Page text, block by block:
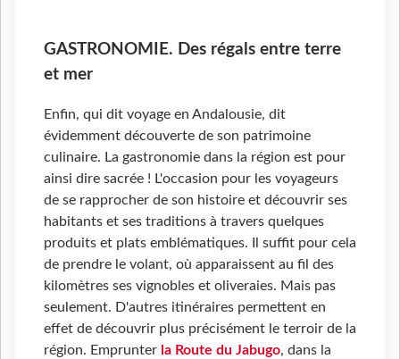
GASTRONOMIE. Des régals entre terre
et mer
Enfin, qui dit voyage en Andalousie, dit
évidemment découverte de son patrimoine
culinaire. La gastronomie dans la région est pour
ainsi dire sacrée ! L'occasion pour les voyageurs
de se rapprocher de son histoire et découvrir ses
habitants et ses traditions à travers quelques
produits et plats emblématiques. Il suffit pour cela
de prendre le volant, où apparaissent au fil des
kilomètres ses vignobles et oliveraies. Mais pas
seulement. D'autres itinéraires permettent en
effet de découvrir plus précisément le terroir de la
région. Emprunter la Route du Jabugo, dans la